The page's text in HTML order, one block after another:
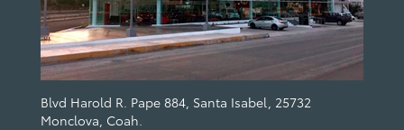
Blvd Harold R. Pape 884, Santa Isabel, 25732
Monclova, Coah.